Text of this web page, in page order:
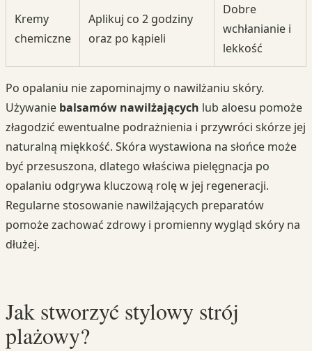
Kremy
chemiczne
Aplikuj co 2 godziny
oraz po kąpieli
Dobre
wchłanianie i
lekkość
Po opalaniu nie zapominajmy o nawilżaniu skóry.
Używanie balsamów nawilżających lub aloesu pomoże
złagodzić ewentualne podrażnienia i przywróci skórze jej
naturalną miękkość. Skóra wystawiona na słońce może
być przesuszona, dlatego właściwa pielęgnacja po
opalaniu odgrywa kluczową rolę w jej regeneracji.
Regularne stosowanie nawilżających preparatów
pomoże zachować zdrowy i promienny wygląd skóry na
dłużej.
Jak stworzyć stylowy strój
plażowy?